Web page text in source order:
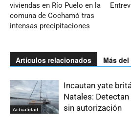
viviendas en Río Puelo en la
comuna de Cochamó tras
intensas precipitaciones
Artículos relacionados Más
Actualidad
Incautan yate
Natales:
sin autorización